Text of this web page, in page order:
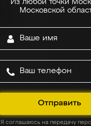
Из любой точки
Московской
Отправить
Я соглашаюсь на передачу